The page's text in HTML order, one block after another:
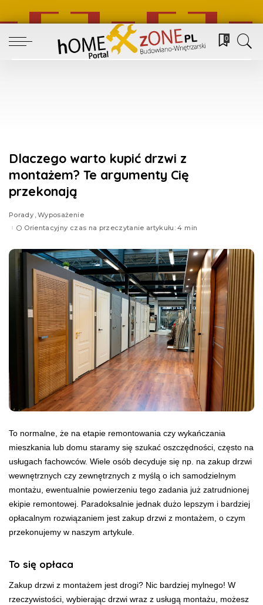
0
Dlaczego warto kupić drzwi z
montażem? Te argumenty Cię
przekonają
Porady Wyposażenie
Orientacyjny czas na przeczytanie artykułu: 4 min
To normalne, że na etapie remontowania czy wykańczania
mieszkania lub domu staramy się szukać oszczędności, często na
usługach fachowców. Wiele osób decyduje się np. na zakup drzwi
wewnętrznych czy zewnętrznych z myślą o ich samodzielnym
montażu, ewentualnie powierzeniu tego zadania już zatrudnionej
ekipie remontowej. Paradoksalnie jednak dużo lepszym i bardziej
opłacalnym rozwiązaniem jest zakup drzwi z montażem, o czym
przekonujemy w naszym artykule.
To się opłaca
Zakup drzwi z montażem jest drogi? Nic bardziej mylnego! W
rzeczywistości, wybierając drzwi wraz z usługą montażu, możesz